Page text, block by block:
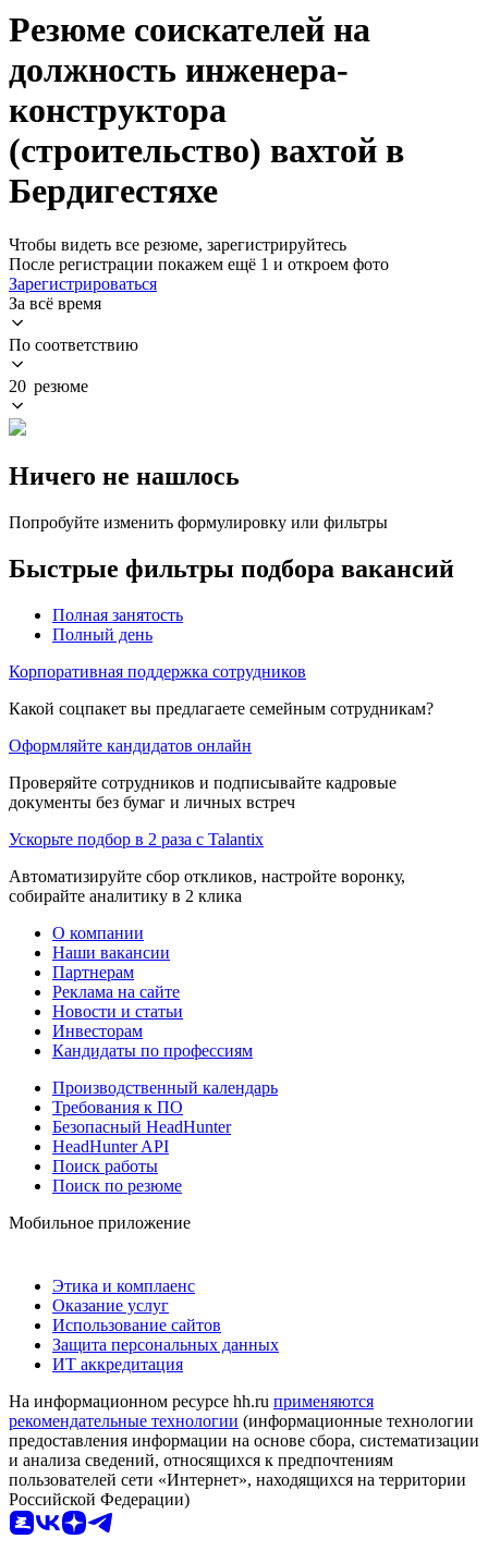
Резюме соискателей на
должность инженера-
конструктора
(строительство) вахтой в
Бердигестяхе
Чтобы видеть все резюме, зарегистрируйтесь
После регистрации покажем ещё 1 и откроем фото
Зарегистрироваться
За всё время
По соответствию
20 резюме
Ничего не нашлось
Попробуйте изменить формулировку или фильтры
Быстрые фильтры подбора вакансий
Полная занятость
Полный день
Корпоративная поддержка сотрудников
Какой соцпакет вы предлагаете семейным сотрудникам?
Оформляйте кандидатов онлайн
Проверяйте сотрудников и подписывайте кадровые
документы без бумаг и личных встреч
Ускорьте подбор в 2 раза с Talantix
Автоматизируйте сбор откликов, настройте воронку,
собирайте аналитику в 2 клика
О компании
Наши вакансии
Партнерам
Реклама на сайте
Новости и статьи
Инвесторам
Кандидаты по профессиям
Производственный календарь
Требования к ПО
Безопасный HeadHunter
HeadHunter API
Поиск работы
Поиск по резюме
Мобильное приложение
Этика и комплаенс
Оказание услуг
Использование сайтов
Защита персональных данных
ИТ аккредитация
На информационном ресурсе hh.ru применяются
рекомендательные технологии (информационные технологии
предоставления информации на основе сбора, систематизации
и анализа сведений, относящихся к предпочтениям
пользователей сети «Интернет», находящихся на территории
Российской Федерации)